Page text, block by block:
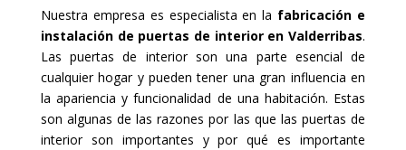
Nuestra empresa es especialista en la fabricación e
instalación de puertas de interior en Valderribas.
Las puertas de interior son una parte esencial de
cualquier hogar y pueden tener una gran influencia en
la apariencia y funcionalidad de una habitación. Estas
son algunas de las razones por las que las puertas de
interior son importantes y por qué es importante